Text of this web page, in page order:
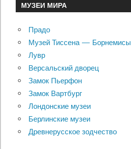
МУЗЕИ МИРА
Прадо
Музей Тиссена — Борнемисы
Лувр
Версальский дворец
Замок Пьерфон
Замок Вартбург
Лондонские музеи
Берлинские музеи
Древнерусское зодчество